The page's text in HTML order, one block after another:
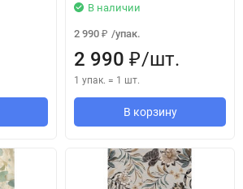
В наличии
2 990 ₽ /упак.
2 990 ₽/шт.
1 упак. = 1 шт.
В корзину